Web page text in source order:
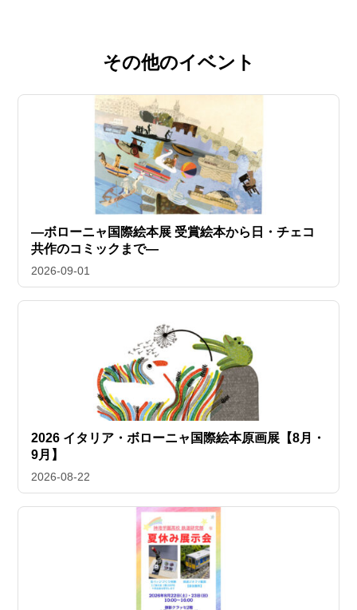
その他のイベント
―ボローニャ国際絵本展 受賞絵本から日・チェコ
共作のコミックまで―
2026-09-01
2026 イタリア・ボローニャ国際絵本原画展【8月・
9月】
2026-08-22